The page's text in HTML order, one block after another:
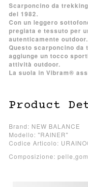
Scarponcino da
del 1982.
Con un leggero
pregiata e tessuto per
autenticamente outdoor.
Questo scarponcino
aggiunge un tocco
attività outdoor.
La suola in Vibram®
Product
Brand: NEW BALANCE
Modello: "RAINER"
Codice Articolo:
Composizione: